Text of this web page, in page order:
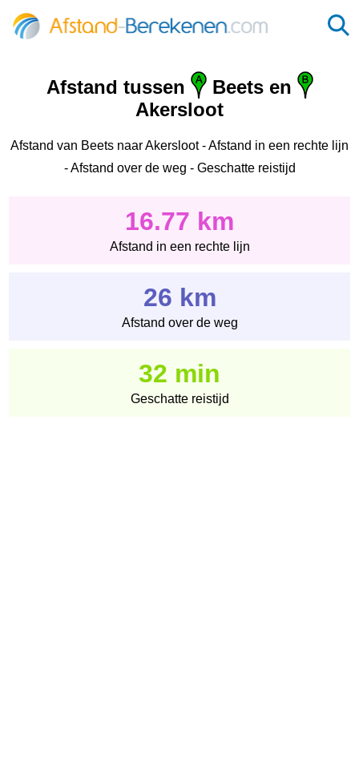
Afstand tussen
Beets en
Akersloot
Afstand van Beets naar Akersloot - Afstand in een rechte lijn
- Afstand over de weg - Geschatte reistijd
16.77 km
Afstand in een rechte lijn
26 km
Afstand over de weg
32 min
Geschatte reistijd